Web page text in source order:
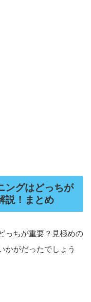
ングはどっちが
説！まとめ
っちが重要？見極めの
かがだったでしょう